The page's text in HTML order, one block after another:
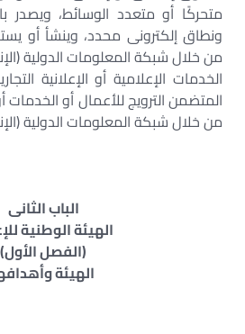
متحركًا أو متعدد الوسائط، ويصدر
ونطاق إلكترونى محدد، وينشأ أو
من خلال شبكة المعلومات الدولية
الخدمات الإعلامية أو الإعلانية
المتضمن الترويج للأعمال أو
من خلال شبكة المعلومات الدولية
الباب الثانى
الهيئة الوطنية
(الفصل الأول)
الهيئة